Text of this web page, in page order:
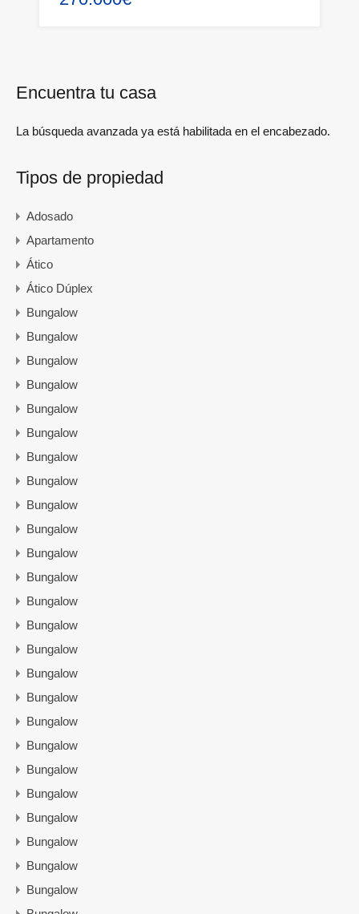
Encuentra tu casa
La búsqueda avanzada ya está habilitada en el encabezado.
Tipos de propiedad
Adosado
Apartamento
Ático
Ático Dúplex
Bungalow
Bungalow
Bungalow
Bungalow
Bungalow
Bungalow
Bungalow
Bungalow
Bungalow
Bungalow
Bungalow
Bungalow
Bungalow
Bungalow
Bungalow
Bungalow
Bungalow
Bungalow
Bungalow
Bungalow
Bungalow
Bungalow
Bungalow
Bungalow
Bungalow